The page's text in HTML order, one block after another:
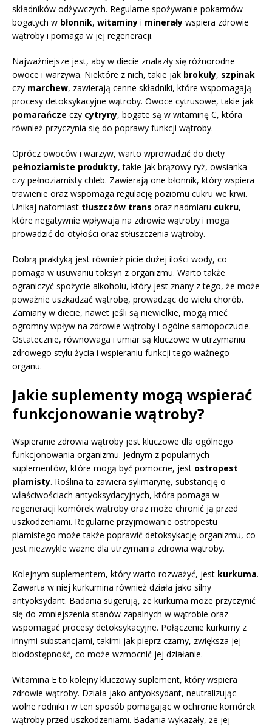
składników odżywczych. Regularne spożywanie pokarmów
bogatych w błonnik, witaminy i minerały wspiera zdrowie
wątroby i pomaga w jej regeneracji.
Najważniejsze jest, aby w diecie znalazły się różnorodne
owoce i warzywa. Niektóre z nich, takie jak brokuły, szpinak
czy marchew, zawierają cenne składniki, które wspomagają
procesy detoksykacyjne wątroby. Owoce cytrusowe, takie jak
pomarańcze czy cytryny, bogate są w witaminę C, która
również przyczynia się do poprawy funkcji wątroby.
Oprócz owoców i warzyw, warto wprowadzić do diety
pełnoziarniste produkty, takie jak brązowy ryż, owsianka
czy pełnoziarnisty chleb. Zawierają one błonnik, który wspiera
trawienie oraz wspomaga regulację poziomu cukru we krwi.
Unikaj natomiast tłuszczów trans oraz nadmiaru cukru,
które negatywnie wpływają na zdrowie wątroby i mogą
prowadzić do otyłości oraz stłuszczenia wątroby.
Dobrą praktyką jest również picie dużej ilości wody, co
pomaga w usuwaniu toksyn z organizmu. Warto także
ograniczyć spożycie alkoholu, który jest znany z tego, że może
poważnie uszkadzać wątrobę, prowadząc do wielu chorób.
Zamiany w diecie, nawet jeśli są niewielkie, mogą mieć
ogromny wpływ na zdrowie wątroby i ogólne samopoczucie.
Ostatecznie, równowaga i umiar są kluczowe w utrzymaniu
zdrowego stylu życia i wspieraniu funkcji tego ważnego
organu.
Jakie suplementy mogą wspierać
funkcjonowanie wątroby?
Wspieranie zdrowia wątroby jest kluczowe dla ogólnego
funkcjonowania organizmu. Jednym z popularnych
suplementów, które mogą być pomocne, jest ostropest
plamisty. Roślina ta zawiera sylimarynę, substancję o
właściwościach antyoksydacyjnych, która pomaga w
regeneracji komórek wątroby oraz może chronić ją przed
uszkodzeniami. Regularne przyjmowanie ostropestu
plamistego może także poprawić detoksykację organizmu, co
jest niezwykle ważne dla utrzymania zdrowia wątroby.
Kolejnym suplementem, który warto rozważyć, jest kurkuma.
Zawarta w niej kurkumina również działa jako silny
antyoksydant. Badania sugerują, że kurkuma może przyczynić
się do zmniejszenia stanów zapalnych w wątrobie oraz
wspomagać procesy detoksykacyjne. Połączenie kurkumy z
innymi substancjami, takimi jak pieprz czarny, zwiększa jej
biodostępność, co może wzmocnić jej działanie.
Witamina E to kolejny kluczowy suplement, który wspiera
zdrowie wątroby. Działa jako antyoksydant, neutralizując
wolne rodniki i w ten sposób pomagając w ochronie komórek
wątroby przed uszkodzeniami. Badania wykazały, że jej